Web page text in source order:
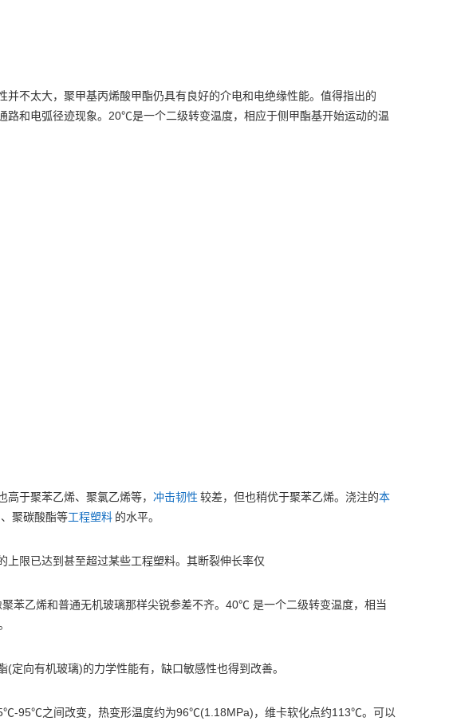
不太大，聚甲基丙烯酸甲酯仍具有良好的介电和电绝缘性能。值得指出的
和电弧径迹现象。 20℃是一个二级转变温度，相应于侧甲酯基开始运动的温
于聚苯乙烯、聚氯乙烯等， 冲击韧性 较差，但也稍优于聚苯乙烯。浇注的本
、聚碳酸酯等工程塑料 的水平。
上限已达到甚至超过某些工程塑料。其断裂伸长率仅
苯乙烯和普通无机玻璃那样尖锐参差不齐。 40℃ 是一个二级转变温度，相当
(定向有机玻璃)的力学性能有，缺口敏感性也得到改善。
95℃之间改变，热变形温度约为96℃(1.18MPa) ，维卡软化点约113℃。可以